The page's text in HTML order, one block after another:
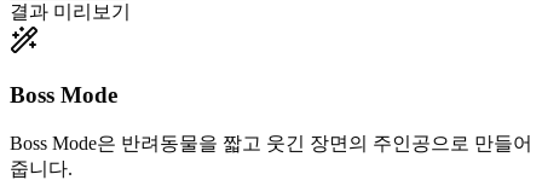
결과 미리보기
Boss Mode
Boss Mode은 반려동물을 짧고 웃긴 장면의 주인공으로 만들어
줍니다.